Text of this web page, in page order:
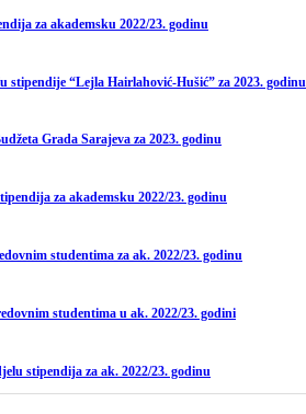
za akademsku 2022/23. godinu
“Lejla Hairlahović-Hušić” za 2023. godinu
Grada Sarajeva za 2023. godinu
za akademsku 2022/23. godinu
studentima za ak. 2022/23. godinu
studentima u ak. 2022/23. godini
stipendija za ak. 2022/23. godinu